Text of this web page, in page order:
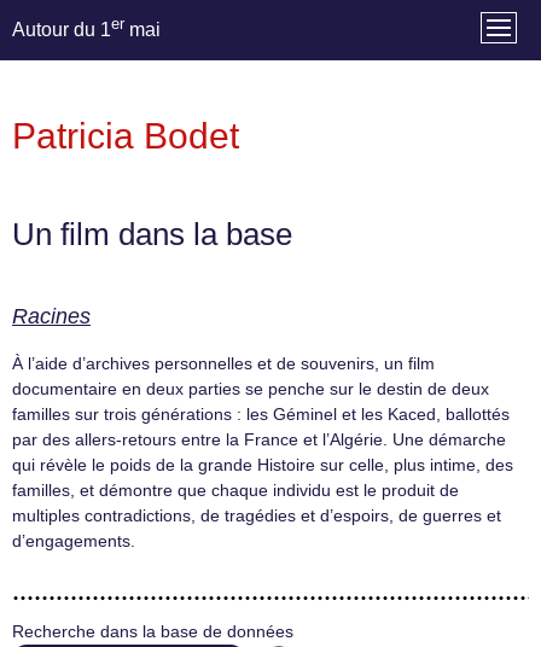
Autour du 1er mai
Patricia Bodet
Un film dans la base
Racines
À l’aide d’archives personnelles et de souvenirs, un film
documentaire en deux parties se penche sur le destin de deux
familles sur trois générations : les Géminel et les Kaced, ballottés
par des allers-retours entre la France et l’Algérie. Une démarche
qui révèle le poids de la grande Histoire sur celle, plus intime, des
familles, et démontre que chaque individu est le produit de
multiples contradictions, de tragédies et d’espoirs, de guerres et
d’engagements.
Recherche dans la base de données